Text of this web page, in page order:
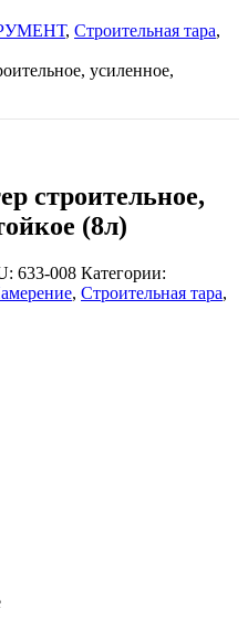
, Строительная тара,
усиленное,
строительное,
(8л)
633-008 Категории:
, Строительная тара,